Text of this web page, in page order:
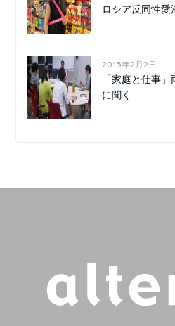
ロシア反同性愛
2015年2月2日
「家庭と仕事
に聞く